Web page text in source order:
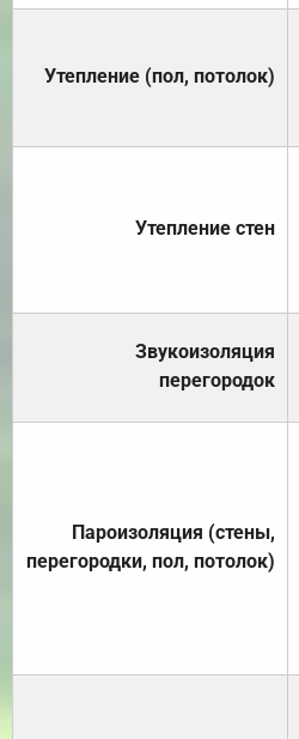
Утепление (пол, потолок)
Утепление стен
Звукоизоляция
перегородок
Пароизоляция (стены,
перегородки, пол, потолок)